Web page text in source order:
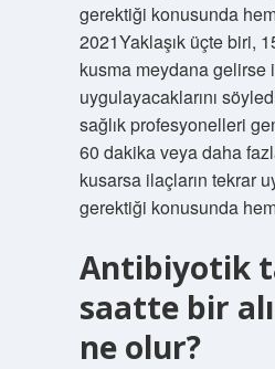
gerektiği konusunda
2021Yaklaşık üçte biri,
kusma meydana gelirse
uygulayacaklarını
sağlık profesyonelleri
60 dakika veya daha
kusarsa ilaçların tekrar
gerektiği konusunda
Antibiyotik
saatte bir
ne olur?